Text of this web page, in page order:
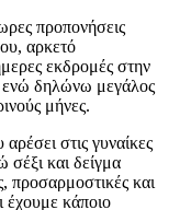
προπονήσεις
αρκετό
εκδρομές στην
ενώ δηλώνω μεγάλος
μήνες.
στις γυναίκες
και δείγμα
προσαρμοστικές και
έχουμε κάποιο